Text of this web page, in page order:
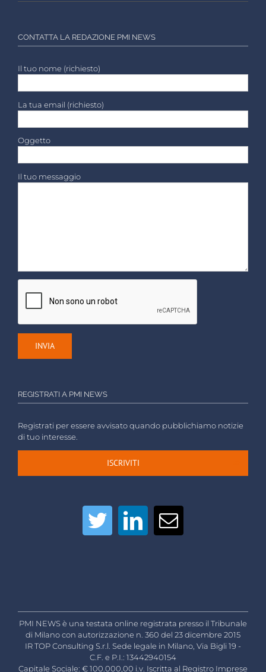
CONTATTA LA REDAZIONE PMI NEWS
Il tuo nome (richiesto)
La tua email (richiesto)
Oggetto
Il tuo messaggio
REGISTRATI A PMI NEWS
Registrati per essere avvisato quando pubblichiamo notizie
di tuo interesse.
ISCRIVITI
PMI NEWS è una testata online registrata presso il Tribunale
di Milano con autorizzazione n. 360 del 23 dicembre 2015
IR TOP Consulting S.r.l. Sede legale in Milano, Via Bigli 19 -
C.F. e P.I.: 13442940154
Capitale Sociale: € 100.000,00 i.v. Iscritta al Registro Imprese